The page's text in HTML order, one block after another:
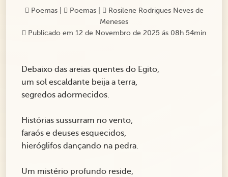
Poemas| Poemas|
Rosilene Rodrigues Neves de
Meneses
Publicado em 12 de Novembro de 2025 ás 08h 54min
Debaixo das areias quentes do Egito,
um sol escaldante beija a terra,
segredos adormecidos.
Histórias sussurram no vento,
faraós e deuses esquecidos,
hieróglifos dançando na pedra.
Um mistério profundo reside,